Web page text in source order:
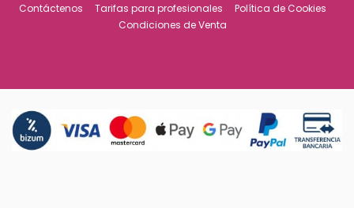
Contáctenos
Tarifas para profesionales
Política de Cookies
Condiciones de Venta